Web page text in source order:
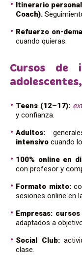
Itinerario
Coach).
Refuerzo on-
cuando quieras.
Cursos de
Teens (12–17):
y confianza.
Adultos:
intensivo cuando
100% online en
con profesor y
Formato mixto:
sesiones online en
Empresas: cursos
adaptados a
Social Club:
clase.